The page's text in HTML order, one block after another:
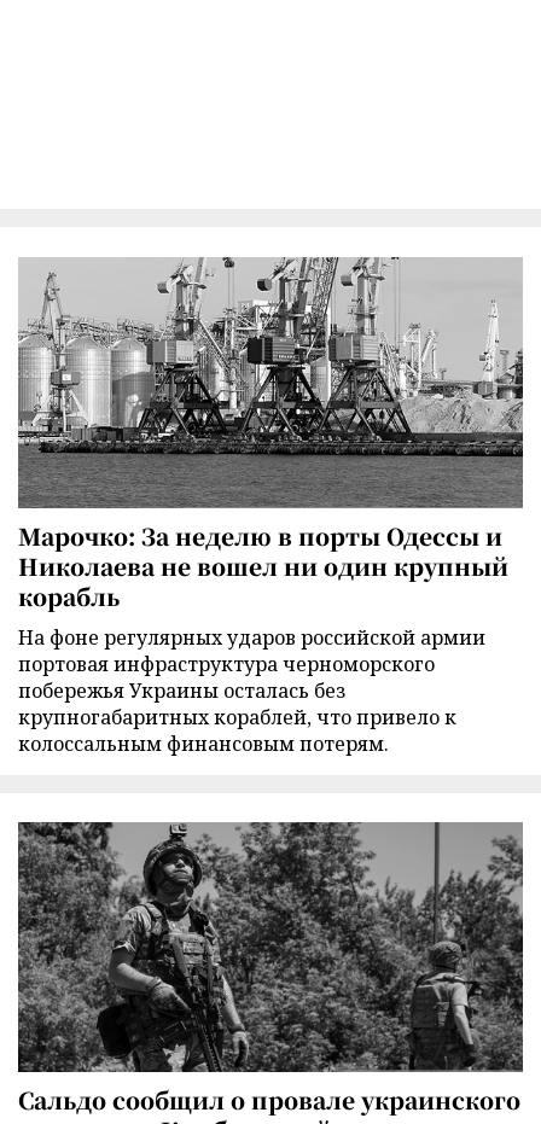
Марочко: За неделю в порты Одессы и
Николаева не вошел ни один крупный
корабль
На фоне регулярных ударов российской армии
портовая инфраструктура черноморского
побережья Украины осталась без
крупногабаритных кораблей, что привело к
колоссальным финансовым потерям.
Сальдо сообщил о провале украинского